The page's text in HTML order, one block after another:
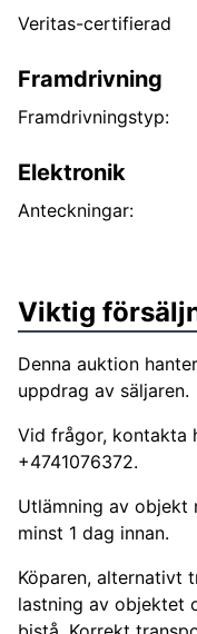
Veritas-certifierad
Framdrivning
Framdrivningstyp:
Elektronik
Anteckningar:
Viktig
Denna auktion
uppdrag av säljaren.
Vid frågor, kontakta
+4741076372.
Utlämning av objekt
minst 1 dag innan.
Köparen, alternativt
lastning av objektet